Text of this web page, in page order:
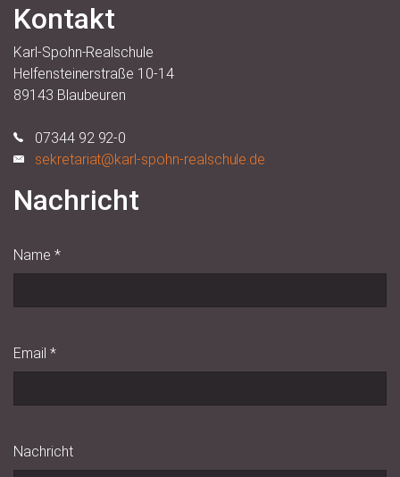
Kontakt
Karl-Spohn-Realschule
Helfensteinerstraße 10-14
89143 Blaubeuren
07344 92 92-0
sekretariat@karl-spohn-realschule.de
Nachricht
Name *
Email *
Nachricht